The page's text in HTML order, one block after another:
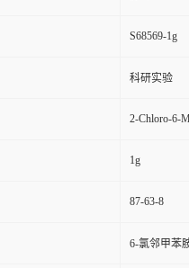
S68569-1g
科研实验
2-Chloro-6-
1g
87-63-8
6-氯邻甲苯